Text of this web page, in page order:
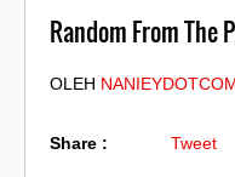
Random From The
OLEH
Share : Tweet